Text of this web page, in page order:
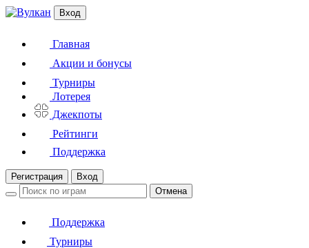
Вход
Главная
Акции и бонусы
Турниры
Лотерея
Джекпоты
Рейтинги
Поддержка
Регистрация
Вход
Отмена
Поддержка
Турниры